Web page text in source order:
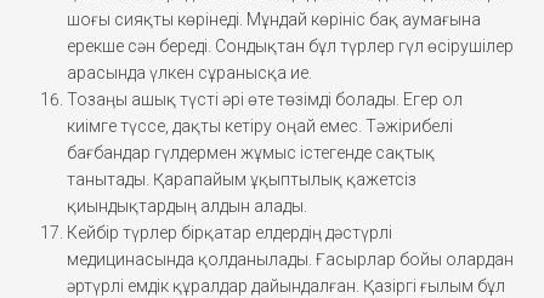
шоғы сияқты көрінеді. Мұндай көрініс бақ аумағына
ерекше сән береді. Сондықтан бұл түрлер гүл өсірушілер
арасында үлкен сұранысқа ие.
Тозаңы ашық түсті әрі өте төзімді болады. Егер ол
киімге түссе, дақты кетіру оңай емес. Тәжірибелі
бағбандар гүлдермен жұмыс істегенде сақтық
танытады. Қарапайым ұқыптылық қажетсіз
қиындықтардың алдын алады.
Кейбір түрлер бірқатар елдердің дәстүрлі
медицинасында қолданылады. Ғасырлар бойы олардан
әртүрлі емдік құралдар дайындалған. Қазіргі ғылым бұл